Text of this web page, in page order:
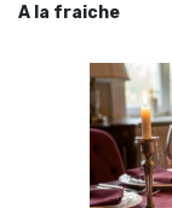
A la fraiche